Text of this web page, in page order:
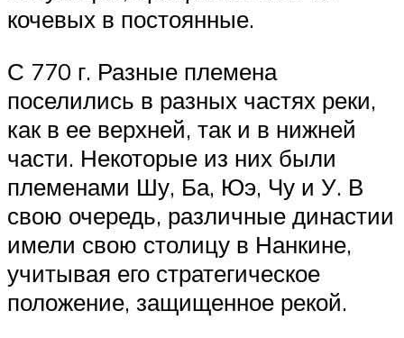
кочевых в постоянные.
С 770 г. Разные племена
поселились в разных частях реки,
как в ее верхней, так и в нижней
части. Некоторые из них были
племенами Шу, Ба, Юэ, Чу и У. В
свою очередь, различные династии
имели свою столицу в Нанкине,
учитывая его стратегическое
положение, защищенное рекой.